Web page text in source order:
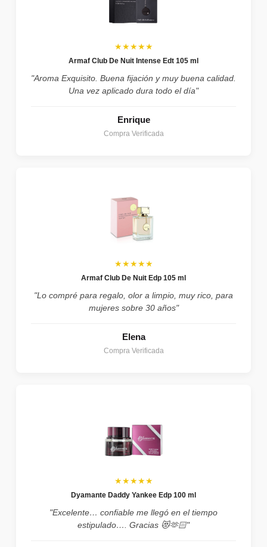
★★★★★
Armaf Club De Nuit Intense Edt 105 ml
"Aroma Exquisito. Buena fijación y muy buena calidad.
Una vez aplicado dura todo el día"
Enrique
Compra Verificada
★★★★★
Armaf Club De Nuit Edp 105 ml
"Lo compré para regalo, olor a limpio, muy rico, para
mujeres sobre 30 años"
Elena
Compra Verificada
★★★★★
Dyamante Daddy Yankee Edp 100 ml
"Excelente… confiable me llegó en el tiempo
estipulado…. Gracias 😻🫶🏻"